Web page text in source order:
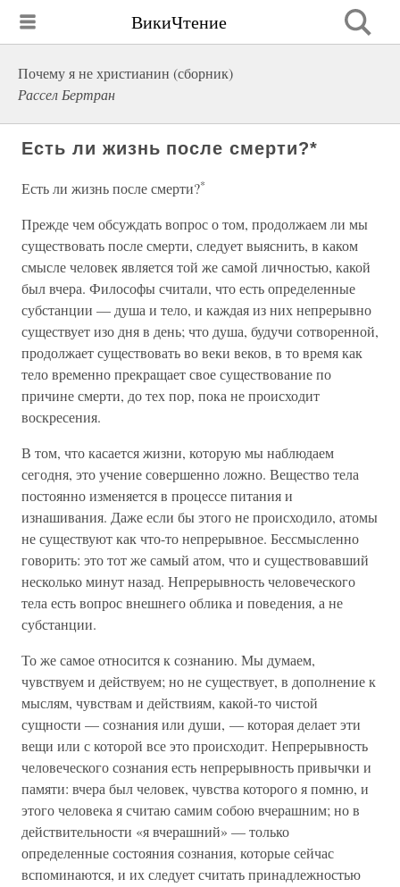
ВикиЧтение
Почему я не христианин (сборник)
Рассел Бертран
Есть ли жизнь после смерти?*
Есть ли жизнь после смерти?*
Прежде чем обсуждать вопрос о том, продолжаем ли мы
существовать после смерти, следует выяснить, в каком
смысле человек является той же самой личностью, какой
был вчера. Философы считали, что есть определенные
субстанции — душа и тело, и каждая из них непрерывно
существует изо дня в день; что душа, будучи сотворенной,
продолжает существовать во веки веков, в то время как
тело временно прекращает свое существование по
причине смерти, до тех пор, пока не происходит
воскресения.
В том, что касается жизни, которую мы наблюдаем
сегодня, это учение совершенно ложно. Вещество тела
постоянно изменяется в процессе питания и
изнашивания. Даже если бы этого не происходило, атомы
не существуют как что-то непрерывное. Бессмысленно
говорить: это тот же самый атом, что и существовавший
несколько минут назад. Непрерывность человеческого
тела есть вопрос внешнего облика и поведения, а не
субстанции.
То же самое относится к сознанию. Мы думаем,
чувствуем и действуем; но не существует, в дополнение к
мыслям, чувствам и действиям, какой-то чистой
сущности — сознания или души, — которая делает эти
вещи или с которой все это происходит. Непрерывность
человеческого сознания есть непрерывность привычки и
памяти: вчера был человек, чувства которого я помню, и
этого человека я считаю самим собою вчерашним; но в
действительности «я вчерашний» — только
определенные состояния сознания, которые сейчас
вспоминаются, и их следует считать принадлежностью